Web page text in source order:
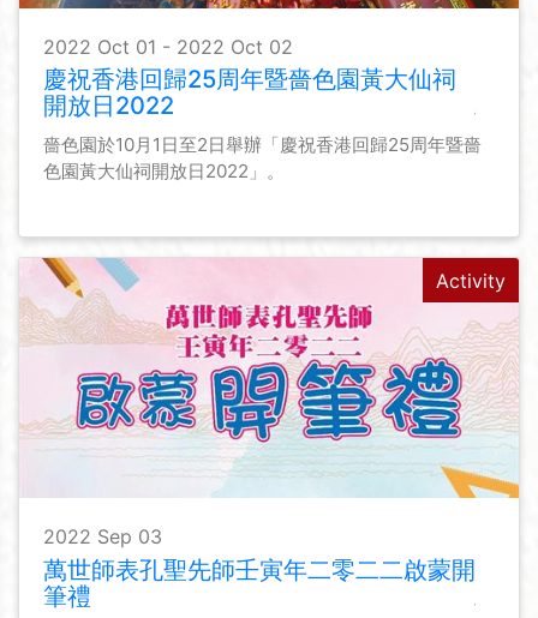
2022 Oct 01 - 2022 Oct 02
慶祝香港回歸25周年暨嗇色園黃大仙祠
開放日2022
嗇色園於10月1日至2日舉辦「慶祝香港回歸25周年暨嗇
色園黃大仙祠開放日2022」。
Activity
2022 Sep 03
萬世師表孔聖先師壬寅年二零二二啟蒙開
筆禮